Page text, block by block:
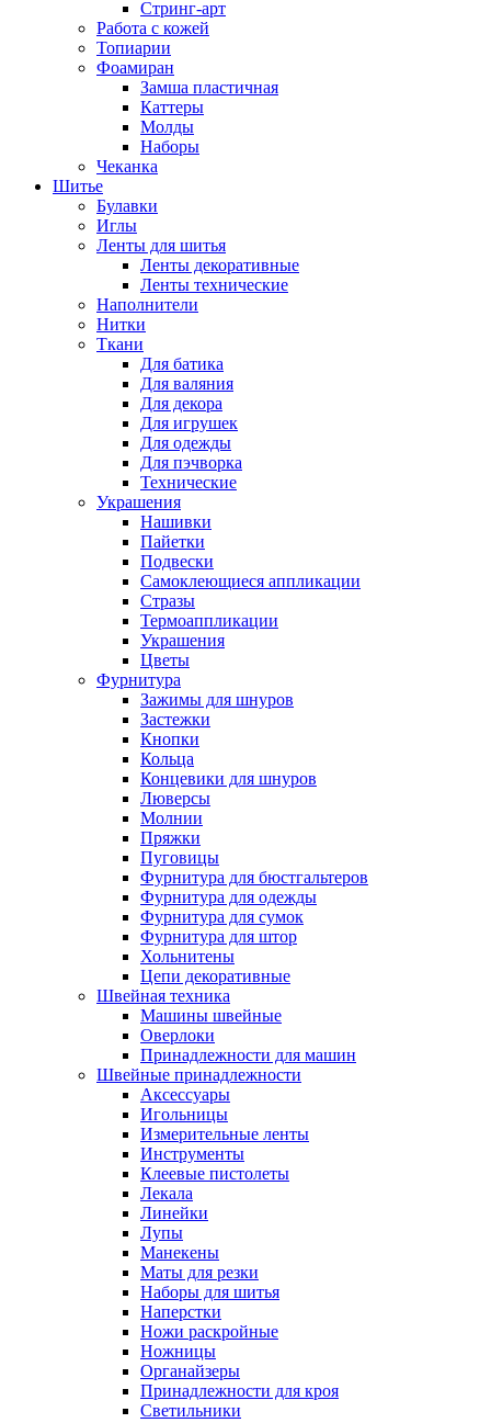
Стринг-арт
Работа с кожей
Топиарии
Фоамиран
Замша пластичная
Каттеры
Молды
Наборы
Чеканка
Шитье
Булавки
Иглы
Ленты для шитья
Ленты декоративные
Ленты технические
Наполнители
Нитки
Ткани
Для батика
Для валяния
Для декора
Для игрушек
Для одежды
Для пэчворка
Технические
Украшения
Нашивки
Пайетки
Подвески
Самоклеющиеся аппликации
Стразы
Термоаппликации
Украшения
Цветы
Фурнитура
Зажимы для шнуров
Застежки
Кнопки
Кольца
Концевики для шнуров
Люверсы
Молнии
Пряжки
Пуговицы
Фурнитура для бюстгальтеров
Фурнитура для одежды
Фурнитура для сумок
Фурнитура для штор
Хольнитены
Цепи декоративные
Швейная техника
Машины швейные
Оверлоки
Принадлежности для машин
Швейные принадлежности
Аксессуары
Игольницы
Измерительные ленты
Инструменты
Клеевые пистолеты
Лекала
Линейки
Лупы
Манекены
Маты для резки
Наборы для шитья
Наперстки
Ножи раскройные
Ножницы
Органайзеры
Принадлежности для кроя
Светильники